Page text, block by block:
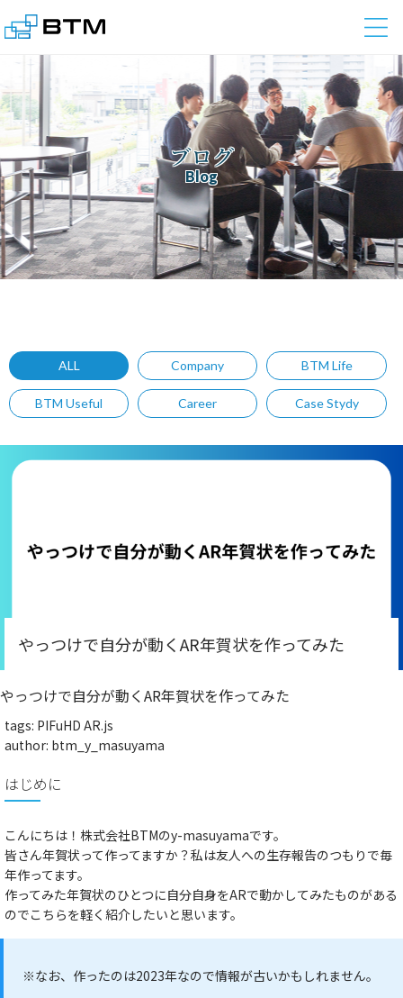
ブログ
Blog
ALL Company BTM Life
BTM Useful Career Case Stydy
やっつけで自分が動くAR年賀状を作ってみた
やっつけで自分が動くAR年賀状を作ってみた
tags: PIFuHD AR.js
author: btm_y_masuyama
はじめに
こんにちは！株式会社BTMのy-masuyamaです。
皆さん年賀状って作ってますか？私は友人への生存報告のつもりで毎
年作ってます。
作ってみた年賀状のひとつに自分自身をARで動かしてみたものがある
のでこちらを軽く紹介したいと思います。
※なお、作ったのは2023年なので情報が古いかもしれません。